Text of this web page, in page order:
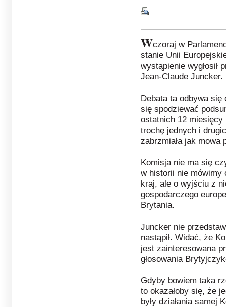
Wczoraj w
stanie Unii
wystąpienie wygłosił
Jean-Claude Juncker.
Debata ta odbywa się
się spodziewać
ostatnich 12 miesięcy
trochę jednych i
zabrzmiała jak mowa
Komisja nie ma się
w historii nie mówimy
kraj, ale o wyjściu z
gospodarczego
Brytania.
Juncker nie
nastąpił. Widać, że
jest zainteresowana
głosowania
Gdyby bowiem taka
to okazałoby się, że
były działania samej